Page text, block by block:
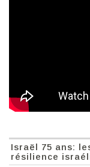
Israël 75 ans:
résilience